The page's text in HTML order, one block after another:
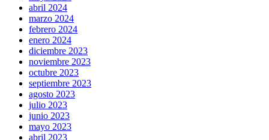
abril 2024
marzo 2024
febrero 2024
enero 2024
diciembre 2023
noviembre 2023
octubre 2023
septiembre 2023
agosto 2023
julio 2023
junio 2023
mayo 2023
abril 2023